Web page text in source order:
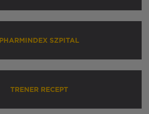
PHARMINDEX SZPITAL
TRENER RECEPT